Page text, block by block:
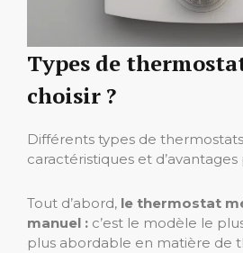
Types de
choisir ?
Différents types de
caractéristiques et d’avantages
Tout d’abord, le thermostat
manuel : c’est le modèle le
plus abordable en matière de